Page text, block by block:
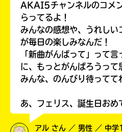
AKAI5チャンネルのコメ
らってるよ！
みんなの感想や、うれしい
が毎日の楽しみなんだ！
「新曲がんばって」って
に、もっとがんばろうっ
みんな、のんびり待って
あ、フェリス、誕生日おめ
アル さん ／ 男性 ／ 中学